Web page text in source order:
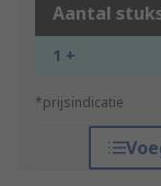
Aantal
1 +
*prijsindicatie